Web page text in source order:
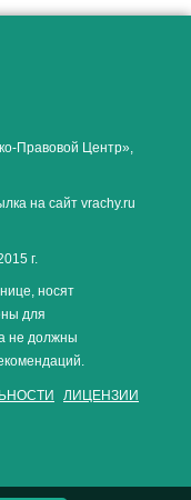
Правовой Центр»,
на сайт vrachy.ru
г.
носят
для
не должны
ЛИЦЕНЗИИ